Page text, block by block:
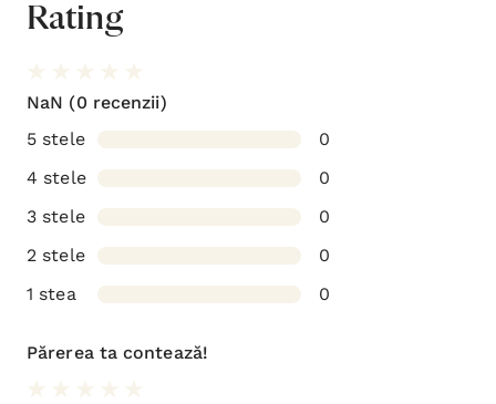
Rating
NaN (0 recenzii)
5 stele
0
4 stele
0
3 stele
0
2 stele
0
1 stea
0
Părerea ta contează!